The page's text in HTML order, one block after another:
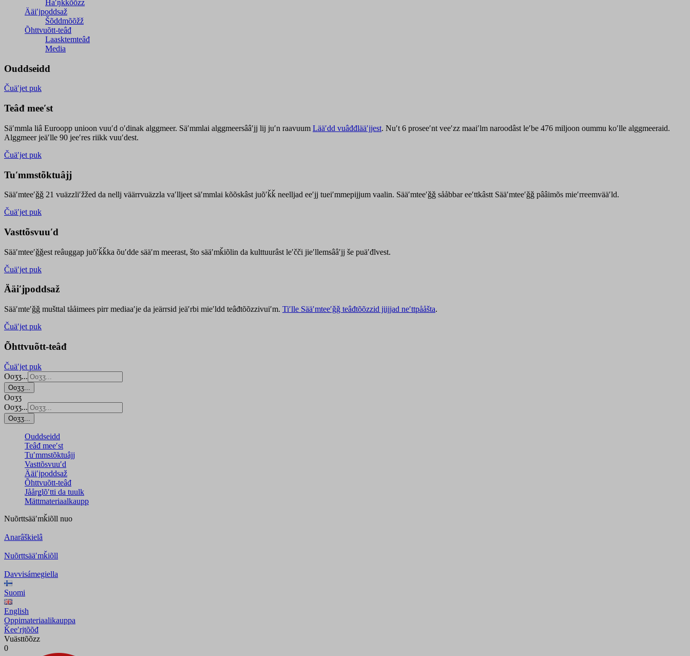
Haʹŋǩǩõõzz
Ääiʹjpoddsaž
Šõddmõõžž
Õhttvuõtt-teâđ
Laasktemteâđ
Media
Ouddseidd
Čuäʹjet puk
Teâđ meeʹst
Säʹmmla liâ Euroopp unioon vuuʹd oʹdinak alggmeer. Säʹmmlai alggmeersââʹjj lij juʹn raavuum Lääʹdd vuâđđlääʹjjest. Nuʹt 6 proseeʹnt veeʹzz maaiʹlm naroodâst leʹbe 476 miljoon oummu koʹlle alggmeeraid.
Alggmeer jeäʹlle 90 jeeʹres riikk vuuʹdest.
Čuäʹjet puk
Tuʹmmstõktuâjj
Sääʹmteeʹǧǧ 21 vuäzzliʹžžed da nellj väärrvuäzzla vaʹlljeet säʹmmlai kõõskâst juõʹǩǩ neelljad eeʹjj tueiʹmmepijjum vaalin. Sääʹmteeʹǧǧ sååbbar eeʹttkâstt Sääʹmteeʹǧǧ pââimõs mieʹrreemvääʹld.
Čuäʹjet puk
Vasttõsvuuʹd
Sääʹmteeʹǧǧest reâuggap juõʹǩǩka õuʹdde sääʹm meerast, što sääʹmǩiõlin da kulttuurâst leʹčči jieʹllemsââʹjj še puäʹđlvest.
Čuäʹjet puk
Ääiʹjpoddsaž
Sääʹmteʹǧǧ mušttal tååimees pirr mediaaʹje da jeärrsid jeäʹrbi mieʹldd teâđtõõzzivuiʹm. Tiʹlle Sääʹmteeʹǧǧ teâđtõõzzid jiijjad neʹttpååšta.
Čuäʹjet puk
Õhttvuõtt-teâđ
Čuäʹjet puk
Ooʒʒ...
Ooʒʒ...
Ooʒʒ
Ooʒʒ...
Ooʒʒ...
Ouddseidd
Teâđ meeʹst
Tuʹmmstõktuâjj
Vasttõsvuuʹd
Ääiʹjpoddsaž
Õhttvuõtt-teâđ
Jåårǥlõʹtti da tuulk
Mättmateriaalkaupp
Nuõrttsääʹmǩiõll nuo
Anarâškielâ
Nuõrttsääʹmǩiõll
Davvisámegiella
Suomi
English
Oppimateriaalikauppa
Ǩeeʹrjtõõđ
Vuästtõõzz
0